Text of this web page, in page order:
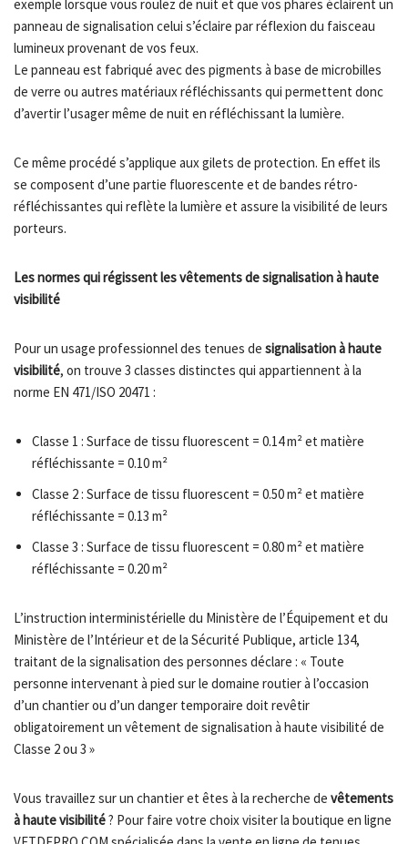
exemple lorsque vous roulez de nuit et que vos phares éclairent un
panneau de signalisation celui s’éclaire par réflexion du faisceau
lumineux provenant de vos feux.
Le panneau est fabriqué avec des pigments à base de microbilles
de verre ou autres matériaux réfléchissants qui permettent donc
d’avertir l’usager même de nuit en réfléchissant la lumière.
Ce même procédé s’applique aux gilets de protection. En effet ils
se composent d’une partie fluorescente et de bandes rétro-
réfléchissantes qui reflète la lumière et assure la visibilité de leurs
porteurs.
Les normes qui régissent les vêtements de signalisation à haute
visibilité
Pour un usage professionnel des tenues de signalisation à haute
visibilité, on trouve 3 classes distinctes qui appartiennent à la
norme EN 471/ISO 20471 :
Classe 1 : Surface de tissu fluorescent = 0.14 m² et matière
réfléchissante = 0.10 m²
Classe 2 : Surface de tissu fluorescent = 0.50 m² et matière
réfléchissante = 0.13 m²
Classe 3 : Surface de tissu fluorescent = 0.80 m² et matière
réfléchissante = 0.20 m²
L’instruction interministérielle du Ministère de l’Équipement et du
Ministère de l’Intérieur et de la Sécurité Publique, article 134,
traitant de la signalisation des personnes déclare : « Toute
personne intervenant à pied sur le domaine routier à l’occasion
d’un chantier ou d’un danger temporaire doit revêtir
obligatoirement un vêtement de signalisation à haute visibilité de
Classe 2 ou 3 »
Vous travaillez sur un chantier et êtes à la recherche de vêtements
à haute visibilité? Pour faire votre choix visiter la boutique en ligne